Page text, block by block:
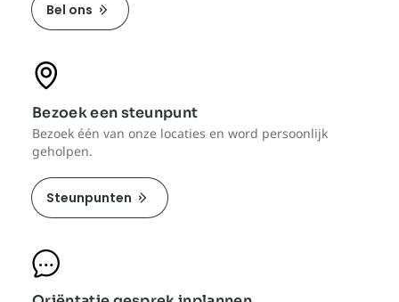
Bel ons
Bezoek een steunpunt
Bezoek één van onze locaties en word persoonlijk
geholpen.
Steunpunten